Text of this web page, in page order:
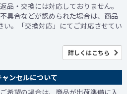
品・交換には対応しておりません。
具合などが認められた場合は、商品
。「交換対応」にてご対応させてい
詳しくはこちら
ンセルについて
希望の場合は、商品が出荷準備に入